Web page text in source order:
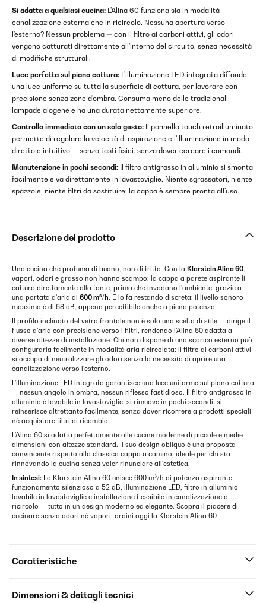
Si adatta a qualsiasi cucina: L'Alina 60 funziona sia in modalità
canalizzazione esterna che in ricircolo. Nessuna apertura verso
l'esterno? Nessun problema — con il filtro ai carboni attivi, gli odori
vengono catturati direttamente all'interno del circuito, senza necessità
di modifiche strutturali.
Luce perfetta sul piano cottura: L'illuminazione LED integrata diffonde
una luce uniforme su tutta la superficie di cottura, per lavorare con
precisione senza zone d'ombra. Consuma meno delle tradizionali
lampade alogene e ha una durata nettamente superiore.
Controllo immediato con un solo gesto: Il pannello touch retroilluminato
permette di regolare la velocità di aspirazione e l'illuminazione in modo
diretto e intuitivo — senza tasti fisici, senza dover cercare i comandi.
Manutenzione in pochi secondi: Il filtro antigrasso in alluminio si smonta
facilmente e va direttamente in lavastoviglie. Niente sgrassatori, niente
spazzole, niente filtri da sostituire: la cappa è sempre pronta all'uso.
Descrizione del prodotto
Una cucina che profuma di buono, non di fritto. Con la Klarstein Alina 60,
vapori, odori e grasso non hanno scampo: la cappa a parete aspirante li
cattura direttamente alla fonte, prima che invadano l'ambiente, grazie a
una portata d'aria di 600 m³/h. E lo fa restando discreta: il livello sonoro
massimo è di 68 dB, appena percettibile anche a piena potenza.
Il profilo inclinato del vetro frontale non è solo una scelta di stile — dirige il
flusso d'aria con precisione verso i filtri, rendendo l'Alina 60 adatta a
diverse altezze di installazione. Chi non dispone di uno scarico esterno può
configurarla facilmente in modalità aria ricircolata: il filtro ai carboni attivi
si occupa di neutralizzare gli odori senza la necessità di aprire una
canalizzazione verso l'esterno.
L'illuminazione LED integrata garantisce una luce uniforme sul piano cottura
— nessun angolo in ombra, nessun riflesso fastidioso. Il filtro antigrasso in
alluminio è lavabile in lavastoviglie: si rimuove in pochi secondi, si
reinserisce altrettanto facilmente, senza dover ricorrere a prodotti speciali
né acquistare filtri di ricambio.
L'Alina 60 si adatta perfettamente alle cucine moderne di piccole e medie
dimensioni con altezze standard. Il suo design obliquo è una proposta
convincente rispetto alla classica cappa a camino, ideale per chi sta
rinnovando la cucina senza voler rinunciare all'estetica.
In sintesi: La Klarstein Alina 60 unisce 600 m³/h di potenza aspirante,
funzionamento silenzioso a 52 dB, illuminazione LED, filtro in alluminio
lavabile in lavastoviglie e installazione flessibile in canalizzazione o
ricircolo — tutto in un design moderno ed elegante. Scopra il piacere di
cucinare senza odori né vapori: ordini oggi la Klarstein Alina 60.
Caratteristiche
Dimensioni & dettagli tecnici